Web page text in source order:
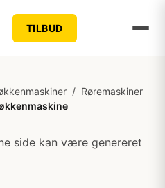
TILBUD
/ Røremaskiner
side kan være genereret